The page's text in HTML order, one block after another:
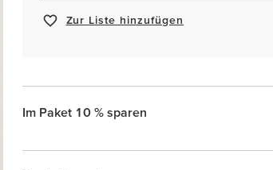
Zur Liste hinzufügen
Im Paket 10 % sparen